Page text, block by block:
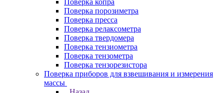
Поверка копра
Поверка порозиметра
Поверка пресса
Поверка релаксометра
Поверка твердомера
Поверка тензиометра
Поверка тензометра
Поверка тензорезистора
Поверка приборов для взвешивания и измерения
массы